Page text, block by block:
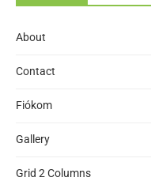
About
Contact
Fiókom
Gallery
Grid 2 Columns